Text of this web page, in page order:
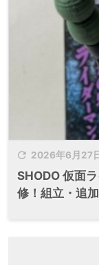
 2026年6月27
SHODO 仮面
修！組立・追